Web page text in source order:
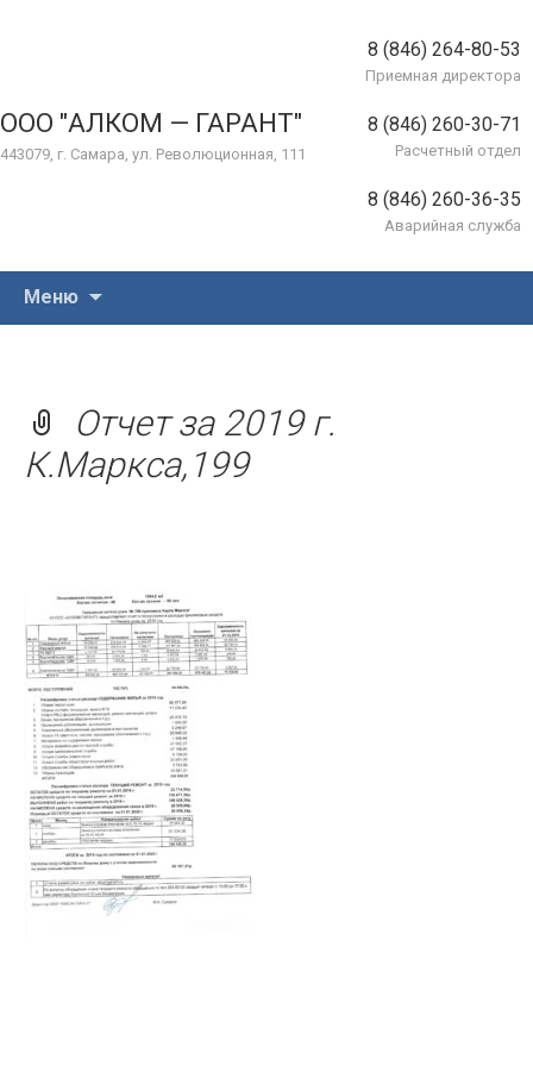
ООО "АЛКОМ — ГАРАНТ"
443079, г. Самара, ул. Революционная, 111
8 (846) 264-80-53
Приемная директора
8 (846) 260-30-71
Расчетный отдел
8 (846) 260-36-35
Аварийная служба
Меню
Отчет за 2019 г.
К.Маркса,199